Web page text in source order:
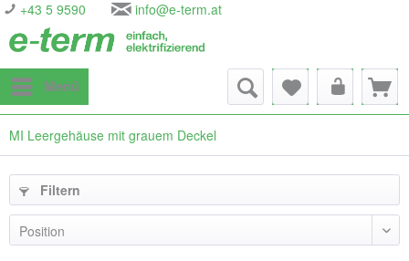
+43 5 9590 info@e-term.at
Menü
MI Leergehäuse mit grauem Deckel
Filtern